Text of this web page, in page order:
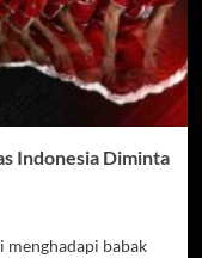
Indonesia Diminta
babak